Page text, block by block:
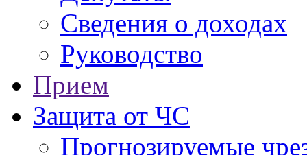
Сведения о доходах
Руководство
Прием
Защита от ЧС
Прогнозируемые